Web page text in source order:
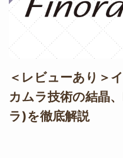
＜レビューあり＞
カムラ技術の結晶
ラ)を徹底解説